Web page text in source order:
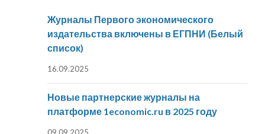
Журналы Первого экономического
издательства включены в ЕГПНИ (Белый
список)
16.09.2025
Новые партнерские журналы на
платформе 1economic.ru в 2025 году